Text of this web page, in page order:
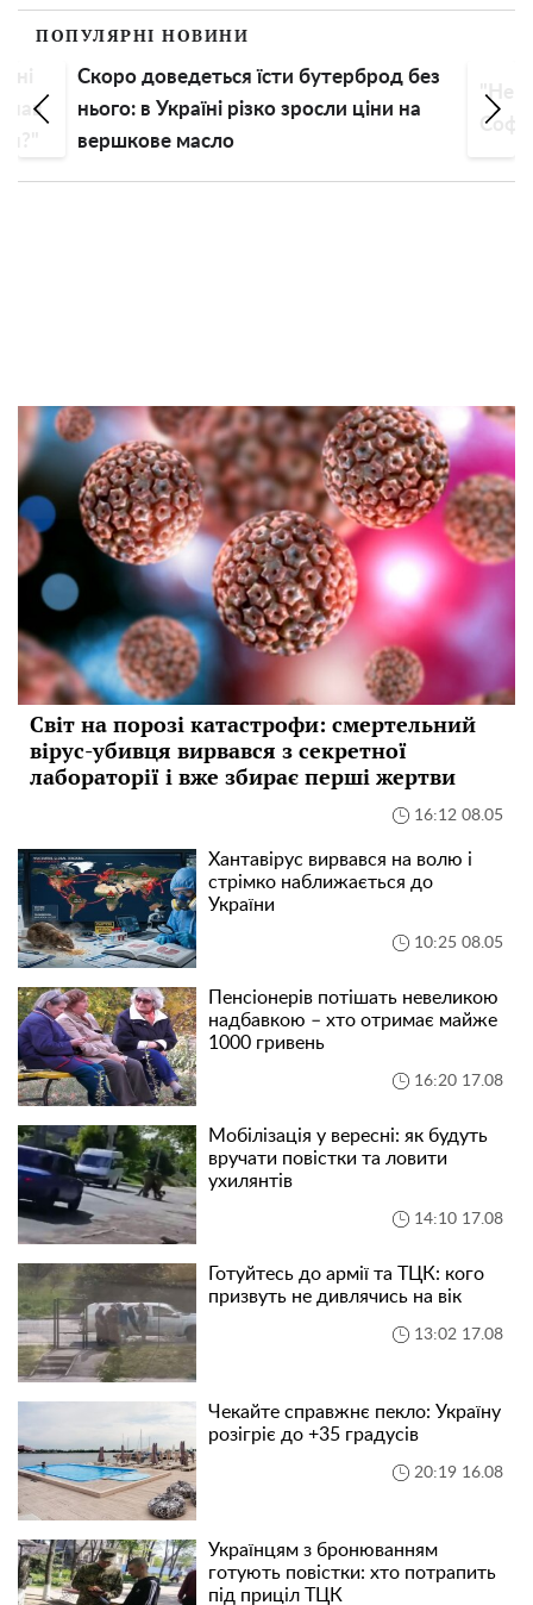
ПОПУЛЯРНІ НОВИНИ
Скоро доведеться їсти бутерброд без
нього: в Україні різко зросли ціни на
вершкове масло
Світ на порозі катастрофи: смертельний
вірус-убивця вирвався з секретної
лабораторії і вже збирає перші жертви
16:12 08.05
Хантавірус вирвався на волю і
стрімко наближається до
України
10:25 08.05
Пенсіонерів потішать невеликою
надбавкою – хто отримає майже
1000 гривень
16:20 17.08
Мобілізація у вересні: як будуть
вручати повістки та ловити
ухилянтів
14:10 17.08
Готуйтесь до армії та ТЦК: кого
призвуть не дивлячись на вік
13:02 17.08
Чекайте справжнє пекло: Україну
розігріє до +35 градусів
20:19 16.08
Українцям з бронюванням
готують повістки: хто потрапить
під приціл ТЦК